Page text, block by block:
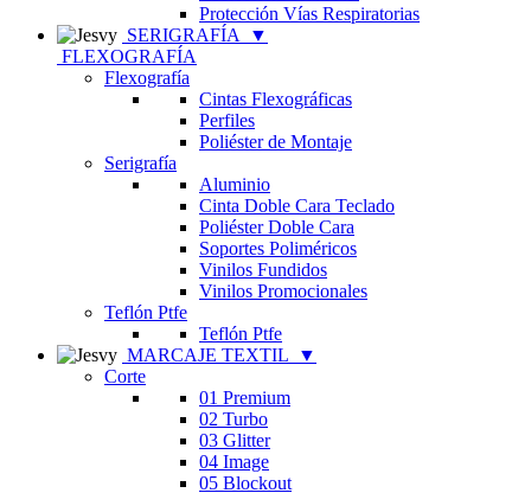
Protección Vías Respiratorias
SERIGRAFÍA
▼
FLEXOGRAFÍA
Flexografía
Cintas Flexográficas
Perfiles
Poliéster de Montaje
Serigrafía
Aluminio
Cinta Doble Cara Teclado
Poliéster Doble Cara
Soportes Poliméricos
Vinilos Fundidos
Vinilos Promocionales
Teflón Ptfe
Teflón Ptfe
MARCAJE TEXTIL
▼
Corte
01 Premium
02 Turbo
03 Glitter
04 Image
05 Blockout